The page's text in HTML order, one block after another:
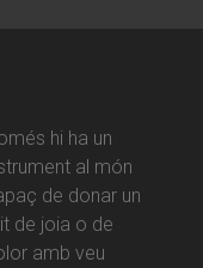
hi ha un
al món
de donar un
de joia o de
amb veu